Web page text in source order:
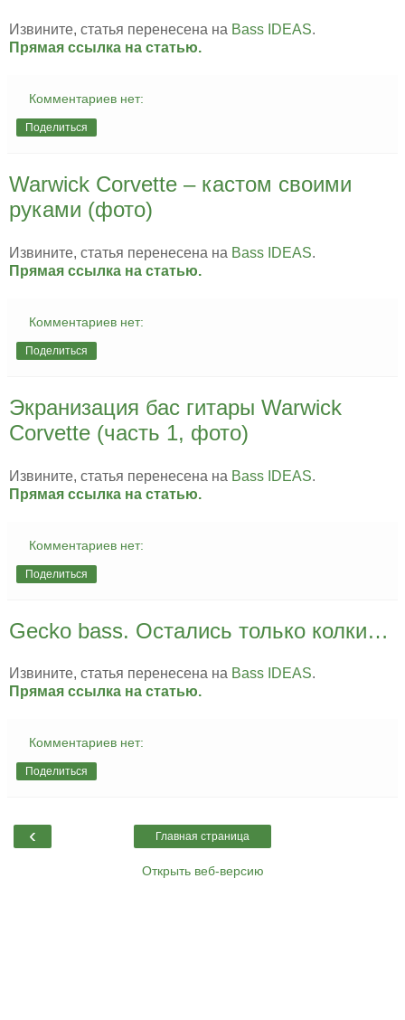
Извините, статья перенесена на Bass IDEAS.
Прямая ссылка на статью.
Комментариев нет:
Поделиться
Warwick Corvette – кастом своими
руками (фото)
Извините, статья перенесена на Bass IDEAS.
Прямая ссылка на статью.
Комментариев нет:
Поделиться
Экранизация бас гитары Warwick
Corvette (часть 1, фото)
Извините, статья перенесена на Bass IDEAS.
Прямая ссылка на статью.
Комментариев нет:
Поделиться
Gecko bass. Остались только колки…
Извините, статья перенесена на Bass IDEAS.
Прямая ссылка на статью.
Комментариев нет:
Поделиться
‹ Главная страница
Открыть веб-версию